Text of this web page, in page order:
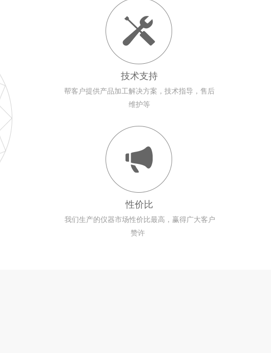
技术支持
帮客户提供产品加工解决方案，技术指导，售后
维护等
性价比
我们生产的仪器市场性价比最高，赢得广大客户
赞许